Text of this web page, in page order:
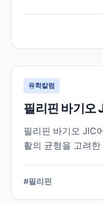
유학칼럼
필리핀 바기오
필리핀 바기오 JIC
활의 균형을 고려
했습니다.
#필리핀